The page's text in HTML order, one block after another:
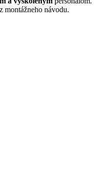
montážneho návodu.